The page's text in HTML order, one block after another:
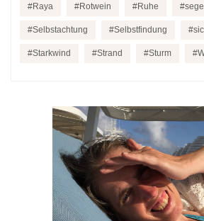
Raya Rotwein Ruhe
Selbstachtung Selbstfindung
Starkwind Strand Sturm